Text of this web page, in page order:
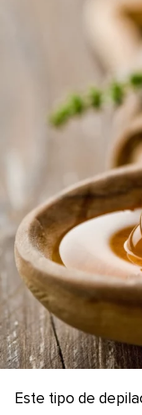
Este tipo de